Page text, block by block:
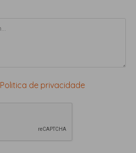
Politica de privacidade